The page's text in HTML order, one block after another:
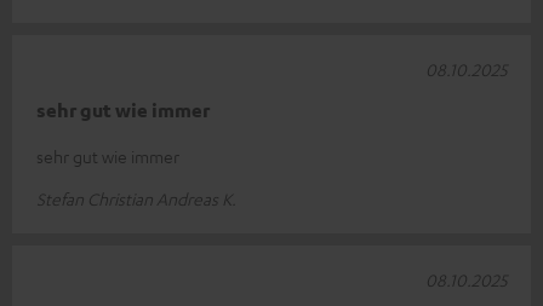
sehr gut wie immer
sehr gut wie immer
Stefan Christian Andreas K.
08.10.2025
08.10.2025